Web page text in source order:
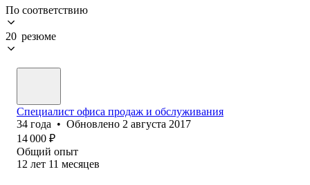
По соответствию
20 резюме
Специалист офиса продаж и обслуживания
34 года • Обновлено 2 августа 2017
14 000 ₽
Общий опыт
12 лет 11 месяцев